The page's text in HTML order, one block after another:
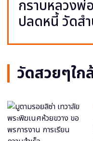
กราบหลวงพ่
ปลดหนี้ วัดส
วัดสวยๆใก